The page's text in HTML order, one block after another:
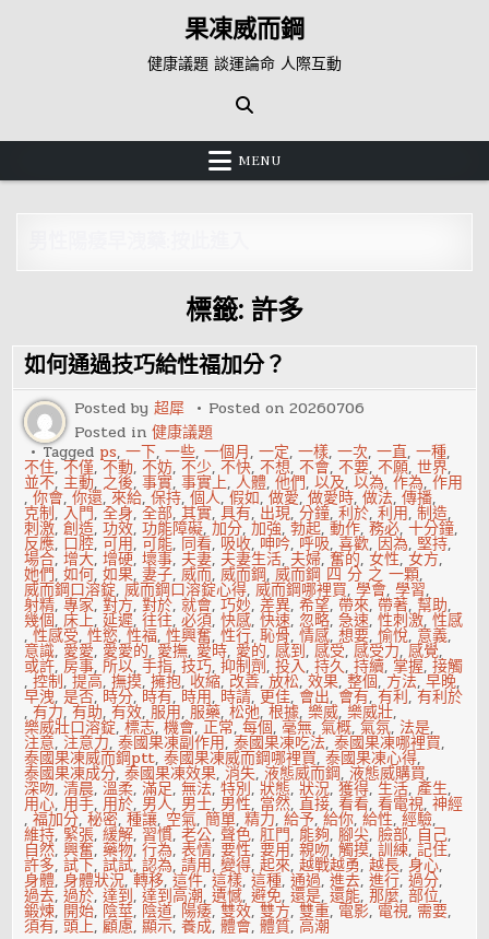
果凍威而鋼
健康議題 談運論命 人際互動
MENU
標籤: 許多
如何通過技巧給性福加分？
Posted by超犀 Posted on20260706
Posted in健康議題
Tagged ps,一下,一些,一個月,一定,一樣,一次,一直,一種,
不住,不僅,不動,不妨,不少,不快,不想,不會,不要,不願,世界,
並不,主動, 之後,事實,事實上,人體,他們,以及,以為,作為,作用
,你會,你還,來給,保持,個人,假如,做愛,做愛時,做法,傳播,
克制,入門,全身,全部,其實,具有, 出現,分鐘,利於,利用,制造,
刺激,創造,功效,功能障礙,加分,加強,勃起,動作,務必,十分鐘,
反應, 口腔,可用,可能, 同看, 吸收, 呻吟, 呼吸,喜歡, 因為,堅持,
場合,增大,增硬,壞事, 夫妻, 夫妻生活, 夫婦,奮的,女性,女方,
她們,如何,如果,妻子,威而,威而鋼,威而鋼 四 分 之 一顆,
威而鋼口溶錠,威而鋼口溶錠心得,威而鋼哪裡買,學會,學習,
射精,專家,對方,對於,就會,巧妙,差異,希望,帶來,帶著,幫助,
幾個,床上,延遲,往往,必須,快感,快速,忽略,急速,性刺激,性感
,性感受,性慾,性福,性興奮,性行,恥骨,情感,想要,愉悅, 意義,
意識, 愛愛, 愛愛的, 愛撫, 愛時, 愛的,感到,感受,感受力,感覺,
或許,房事,所以,手指,技巧,抑制劑,投入,持久,持續,掌握,接觸
,控制,提高,撫摸,擁抱, 收縮, 改善,放松,效果,整個, 方法,早晚,
早洩,是否, 時分, 時有, 時用, 時請, 更佳, 會出, 會有,有利,有利於
,有力,有助,有效,服用,服藥,松弛,根據,樂威,樂威壯,
樂威壯口溶錠,標志,機會,正常,每個,毫無,氣概,氣氛, 法是,
注意, 注意力,泰國果凍副作用,泰國果凍吃法,泰國果凍哪裡買,
泰國果凍威而鋼ptt,泰國果凍威而鋼哪裡買,泰國果凍心得,
泰國果凍成分,泰國果凍效果,消失,液態威而鋼,液態威購買,
深吻,清晨,溫柔,滿足,無法,特別,狀態,狀況,獲得,生活,產生,
用心, 用手, 用於, 男人, 男士, 男性, 當然,直接,看看,看電視,神經
,福加分,秘密,種讓, 空氣,簡單,精力,給予,給你,給性,經驗,
維持, 緊張,緩解, 習慣,老公,聲色,肛門, 能夠,腳尖,臉部, 自己,
自然,興奮,藥物,行為,表情,要性,要用,親吻,觸摸,訓練,記住,
許多,試下,試試,認為,請用,變得,起來,越戰越勇,越長,身心,
身體,身體狀況,轉移,這件,這樣,這種,通過,進去,進行,過分,
過去,過於,達到,達到高潮,遺憾,避免,還是,還能,那麼,部位,
鍛煉, 開始, 陰莖, 陰道, 陽痿,雙效,雙方,雙重, 電影, 電視, 需要,
須有,頭上,顧慮,顯示,養成,體會,體質,高潮